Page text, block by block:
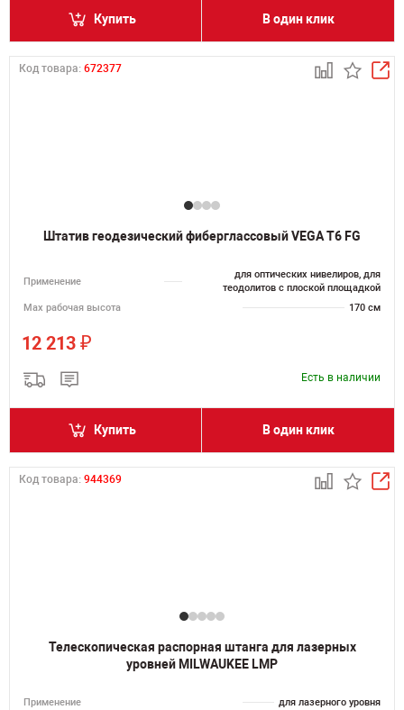
Купить В один клик
Код товара: 672377
Штатив геодезический фиберглассовый VEGA T6 FG
Применение
для оптических нивелиров, для
теодолитов с плоской площадкой
Мах рабочая высота
170 см
12 213 ₽
Есть в наличии
Купить В один клик
Код товара: 944369
Телескопическая распорная штанга для лазерных
уровней MILWAUKEE LMP
Применение
для лазерного уровня